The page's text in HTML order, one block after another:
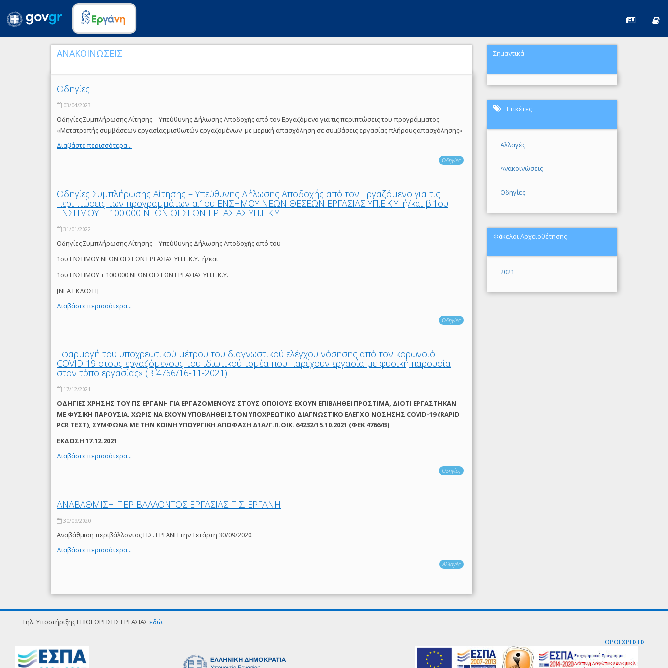
ΑΝΑΚΟΙΝΩΣΕΙΣ
Οδηγίες
03/04/2023
Οδηγίες Συμπλήρωσης Αίτησης – Υπεύθυνης Δήλωσης Αποδοχής από τον Εργαζόμενο για τις περιπτώσεις του προγράμματος
«Μετατροπής συμβάσεων εργασίας μισθωτών εργαζομένων με μερική απασχόληση σε συμβάσεις εργασίας πλήρους απασχόλησης»
Διαβάστε περισσότερα...
Οδηγίες
Οδηγίες Συμπλήρωσης Αίτησης – Υπεύθυνης Δήλωσης Αποδοχής από τον Εργαζόμενο για τις
περιπτώσεις των προγραμμάτων α.1ου ΕΝΣΗΜΟΥ ΝΕΩΝ ΘΕΣΕΩΝ ΕΡΓΑΣΙΑΣ ΥΠ.Ε.Κ.Υ. ή/και β.1ου
ΕΝΣΗΜΟΥ + 100.000 ΝΕΩΝ ΘΕΣΕΩΝ ΕΡΓΑΣΙΑΣ ΥΠ.Ε.Κ.Υ.
31/01/2022
Οδηγίες Συμπλήρωσης Αίτησης – Υπεύθυνης Δήλωσης Αποδοχής από του
1ου ΕΝΣΗΜΟΥ ΝΕΩΝ ΘΕΣΕΩΝ ΕΡΓΑΣΙΑΣ ΥΠ.Ε.Κ.Υ. ή/και
1ου ΕΝΣΗΜΟΥ + 100.000 ΝΕΩΝ ΘΕΣΕΩΝ ΕΡΓΑΣΙΑΣ ΥΠ.Ε.Κ.Υ.
[ΝΕΑ ΕΚΔΟΣΗ]
Διαβάστε περισσότερα...
Οδηγίες
Εφαρμογή του υποχρεωτικού μέτρου του διαγνωστικού ελέγχου νόσησης από τον κορωνοϊό
COVID-19 στους εργαζόμενους του ιδιωτικού τομέα που παρέχουν εργασία με φυσική παρουσία
στον τόπο εργασίας» (Β΄ 4766/16-11-2021)
17/12/2021
ΟΔΗΓΙΕΣ ΧΡΗΣΗΣ ΤΟΥ ΠΣ ΕΡΓΑΝΗ ΓΙΑ ΕΡΓΑΖΟΜΕΝΟΥΣ ΣΤΟΥΣ ΟΠΟΙΟΥΣ ΕΧΟΥΝ ΕΠΙΒΛΗΘΕΙ ΠΡΟΣΤΙΜΑ, ΔΙΟΤΙ ΕΡΓΑΣΤΗΚΑΝ
ΜΕ ΦΥΣΙΚΗ ΠΑΡΟΥΣΙΑ, ΧΩΡΙΣ ΝΑ ΕΧΟΥΝ ΥΠΟΒΛΗΘΕΙ ΣΤΟΝ ΥΠΟΧΡΕΩΤΙΚΟ ΔΙΑΓΝΩΣΤΙΚΟ ΕΛΕΓΧΟ ΝΟΣΗΣΗΣ COVID-19 (RAPID
PCR ΤΕΣΤ), ΣΥΜΦΩΝΑ ΜΕ THN ΚΟΙΝΗ ΥΠΟΥΡΓΙΚΗ ΑΠΟΦΑΣΗ Δ1Α/Γ.Π.ΟΙΚ. 64232/15.10.2021 (ΦΕΚ 4766/Β)
ΕΚΔΟΣΗ 17.12.2021
Διαβάστε περισσότερα...
Οδηγίες
ΑΝΑΒΑΘΜΙΣΗ ΠΕΡΙΒΑΛΛΟΝΤΟΣ ΕΡΓΑΣΙΑΣ Π.Σ. ΕΡΓΑΝΗ
30/09/2020
Αναβάθμιση περιβάλλοντος Π.Σ. ΕΡΓΑΝΗ την Τετάρτη 30/09/2020.
Διαβάστε περισσότερα...
Αλλαγές
Σημαντικά
Ετικέτες
Αλλαγές
Ανακοινώσεις
Οδηγίες
Φάκελοι Αρχειοθέτησης
2021
Τηλ. Υποστήριξης ΕΠΙΘΕΩΡΗΣΗΣ ΕΡΓΑΣΙΑΣ εδώ.
ΟΡΟΙ ΧΡΗΣΗΣ